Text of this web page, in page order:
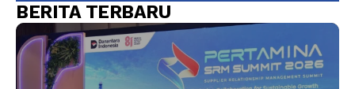
BERITA TERBARU